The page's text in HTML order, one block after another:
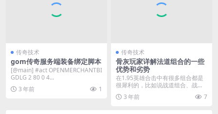
传奇技术
gom传奇服务端装备绑定脚本
[@main] #act OPENMERCHANTBI
GDLG 2 80 0 4...
3 年前
1
传奇技术
骨灰玩家详解法道组合的一些
优势和劣势
在1.95英雄合击中有很多组合都是
很犀利的，比如说战道组合、战战
组合以及道站战组...
3 年前 7